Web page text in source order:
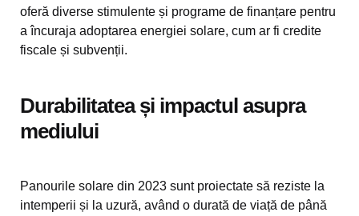
oferă diverse stimulente și programe de finanțare pentru
a încuraja adoptarea energiei solare, cum ar fi credite
fiscale și subvenții.
Durabilitatea și impactul asupra
mediului
Panourile solare din 2023 sunt proiectate să reziste la
intemperii și la uzură, având o durată de viață de până